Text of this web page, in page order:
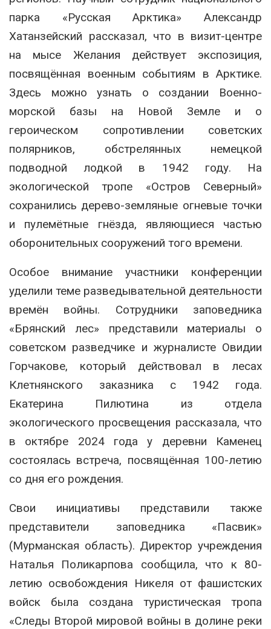
парка «Русская Арктика» Александр
Хатанзейский рассказал, что в визит-центре
на мысе Желания действует экспозиция,
посвящённая военным событиям в Арктике.
Здесь можно узнать о создании Военно-
морской базы на Новой Земле и о
героическом сопротивлении советских
полярников, обстрелянных немецкой
подводной лодкой в 1942 году. На
экологической тропе «Остров Северный»
сохранились дерево-земляные огневые точки
и пулемётные гнёзда, являющиеся частью
оборонительных сооружений того времени.
Особое внимание участники конференции
уделили теме разведывательной деятельности
времён войны. Сотрудники заповедника
«Брянский лес» представили материалы о
советском разведчике и журналисте Овидии
Горчакове, который действовал в лесах
Клетнянского заказника с 1942 года.
Екатерина Пилютина из отдела
экологического просвещения рассказала, что
в октябре 2024 года у деревни Каменец
состоялась встреча, посвящённая 100-летию
со дня его рождения.
Свои инициативы представили также
представители заповедника «Пасвик»
(Мурманская область). Директор учреждения
Наталья Поликарпова сообщила, что к 80-
летию освобождения Никеля от фашистских
войск была создана туристическая тропа
«Следы Второй мировой войны в долине реки